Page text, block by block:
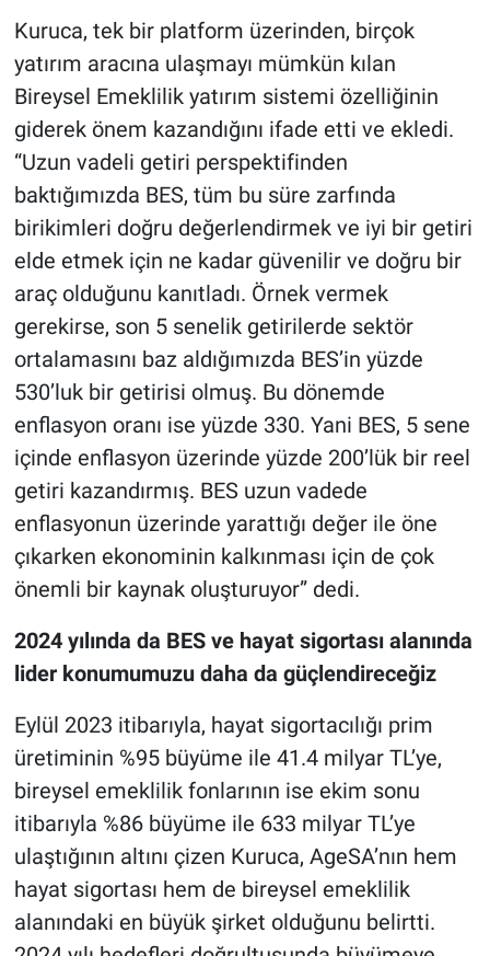
Kuruca, tek bir platform üzerinden, birçok
yatırım aracına ulaşmayı mümkün kılan
Bireysel Emeklilik yatırım sistemi özelliğinin
giderek önem kazandığını ifade etti ve ekledi.
“Uzun vadeli getiri perspektifinden
baktığımızda BES, tüm bu süre zarfında
birikimleri doğru değerlendirmek ve iyi bir getiri
elde etmek için ne kadar güvenilir ve doğru bir
araç olduğunu kanıtladı. Örnek vermek
gerekirse, son 5 senelik getirilerde sektör
ortalamasını baz aldığımızda BES’in yüzde
530’luk bir getirisi olmuş. Bu dönemde
enflasyon oranı ise yüzde 330. Yani BES, 5 sene
içinde enflasyon üzerinde yüzde 200’lük bir reel
getiri kazandırmış. BES uzun vadede
enflasyonun üzerinde yarattığı değer ile öne
çıkarken ekonominin kalkınması için de çok
önemli bir kaynak oluşturuyor” dedi.
2024 yılında da BES ve hayat sigortası alanında
lider konumumuzu daha da güçlendireceğiz
Eylül 2023 itibarıyla, hayat sigortacılığı prim
üretiminin %95 büyüme ile 41.4 milyar TL’ye,
bireysel emeklilik fonlarının ise ekim sonu
itibarıyla %86 büyüme ile 633 milyar TL’ye
ulaştığının altını çizen Kuruca, AgeSA’nın hem
hayat sigortası hem de bireysel emeklilik
alanındaki en büyük şirket olduğunu belirtti.